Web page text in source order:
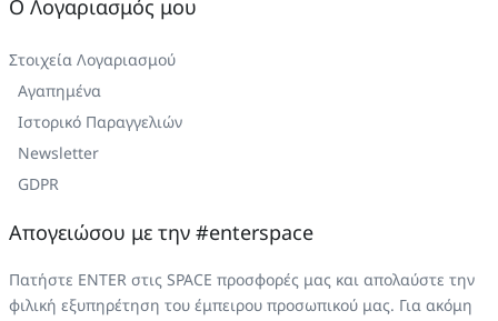
Ο Λογαριασμός μου
Στοιχεία Λογαριασμού
Αγαπημένα
Ιστορικό Παραγγελιών
Newsletter
GDPR
Απογειώσου με την #enterspace
Πατήστε ENTER στις SPACE προσφορές μας και απολαύστε την
φιλική εξυπηρέτηση του έμπειρου προσωπικού μας. Για ακόμη